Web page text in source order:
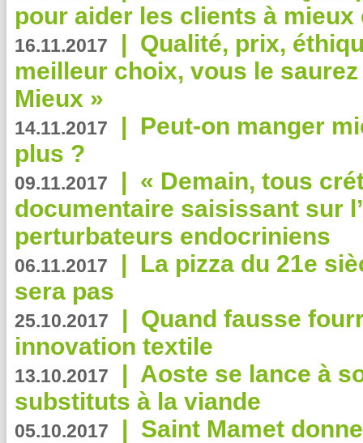
pour aider les clients à
16.11.2017 | Qualité, prix,
meilleur choix, vous le
Mieux »
14.11.2017 | Peut-on manger
plus ?
09.11.2017 | « Demain, tous
documentaire saisissant sur
perturbateurs endocriniens
06.11.2017 | La pizza du 21e
sera pas
25.10.2017 | Quand fausse
innovation textile
13.10.2017 | Aoste se lance à
substituts à la viande
05.10.2017 | Saint Mamet